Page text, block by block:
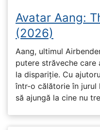
Avatar Aang:
(2026)
Aang, ultimul
putere străveche care
la dispariție. Cu
într-o călătorie în jurul
să ajungă la cine nu